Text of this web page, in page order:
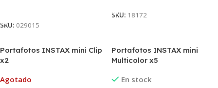
SKU: 029015
SKU: 18172
Portafotos INSTAX mini Clip
x2
Agotado
Portafotos INSTAX mini
Multicolor x5
En stock